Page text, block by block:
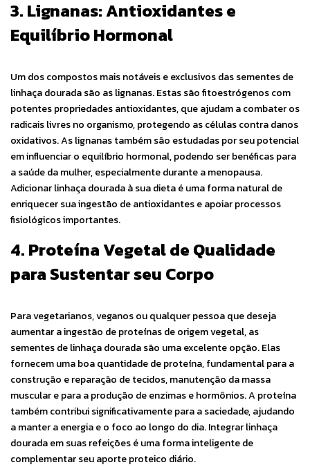
3. Lignanas: Antioxidantes e
Equilíbrio Hormonal
Um dos compostos mais notáveis e exclusivos das sementes de
linhaça dourada são as lignanas. Estas são fitoestrógenos com
potentes propriedades antioxidantes, que ajudam a combater os
radicais livres no organismo, protegendo as células contra danos
oxidativos. As lignanas também são estudadas por seu potencial
em influenciar o equilíbrio hormonal, podendo ser benéficas para
a saúde da mulher, especialmente durante a menopausa.
Adicionar linhaça dourada à sua dieta é uma forma natural de
enriquecer sua ingestão de antioxidantes e apoiar processos
fisiológicos importantes.
4. Proteína Vegetal de Qualidade
para Sustentar seu Corpo
Para vegetarianos, veganos ou qualquer pessoa que deseja
aumentar a ingestão de proteínas de origem vegetal, as
sementes de linhaça dourada são uma excelente opção. Elas
fornecem uma boa quantidade de proteína, fundamental para a
construção e reparação de tecidos, manutenção da massa
muscular e para a produção de enzimas e hormônios. A proteína
também contribui significativamente para a saciedade, ajudando
a manter a energia e o foco ao longo do dia. Integrar linhaça
dourada em suas refeições é uma forma inteligente de
complementar seu aporte proteico diário.